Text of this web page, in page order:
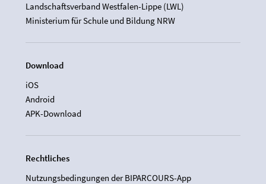
Landschaftsverband Westfalen-Lippe (LWL)
Ministerium für Schule und Bildung NRW
Download
iOS
Android
APK-Download
Rechtliches
Nutzungsbedingungen der BIPARCOURS-App